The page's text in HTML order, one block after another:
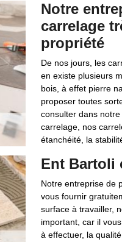
Notre
carrelage
propriété
De nos jours, les
en existe plusieurs
bois, à effet pierre
proposer toutes
consulter dans
carrelage, nos
étanchéité, la
Ent Bartoli
Notre entreprise de
vous fournir
surface à travailler,
important, car il
à effectuer, la